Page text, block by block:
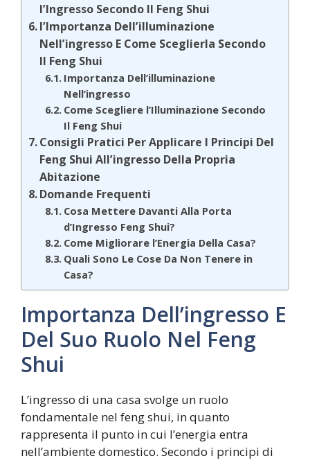
l’Ingresso Secondo Il Feng Shui
l’Importanza Dell’illuminazione
Nell’ingresso E Come Sceglierla Secondo
Il Feng Shui
Importanza Dell’illuminazione
Nell’ingresso
Come Scegliere l’Illuminazione Secondo
Il Feng Shui
Consigli Pratici Per Applicare I Principi Del
Feng Shui All’ingresso Della Propria
Abitazione
Domande Frequenti
Cosa Mettere Davanti Alla Porta
d’Ingresso Feng Shui?
Come Migliorare l’Energia Della Casa?
Quali Sono Le Cose Da Non Tenere in
Casa?
Importanza Dell’ingresso E
Del Suo Ruolo Nel Feng
Shui
L’ingresso di una casa svolge un ruolo
fondamentale nel feng shui, in quanto
rappresenta il punto in cui l’energia entra
nell’ambiente domestico. Secondo i principi di